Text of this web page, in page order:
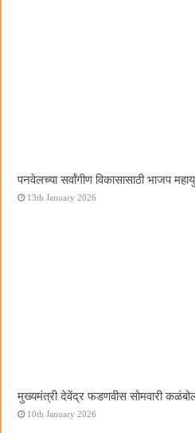
पनवेलच्या सर्वांगीण विकासासाठी भाजप
13th January 2026
मुख्यमंत्री देवेंद्र फडणवीस सोमवारी
10th January 2026